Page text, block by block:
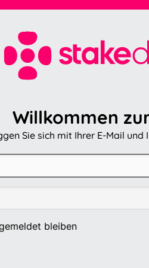
Willkommen
Sie sich mit Ihrer E-Mail und
bleiben